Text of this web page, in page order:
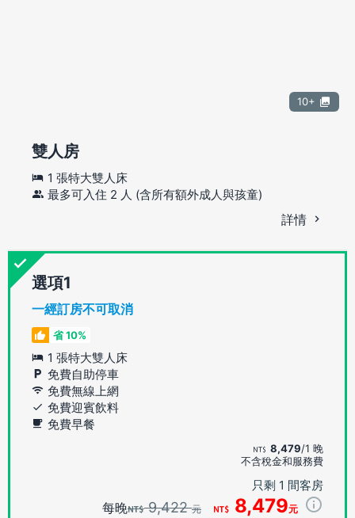
10+
雙人房
1 張特大雙人床
最多可入住 2 人 (含所有額外成人與孩童)
詳情
選項
一經訂房不可取消
省 10%
1 張特大雙人床
免費自助停車
免費無線上網
免費迎賓飲料
免費早餐
8,479/1 晚
不含稅金和服務費
只剩 1 間客房
每晚 9,422元 8,479元